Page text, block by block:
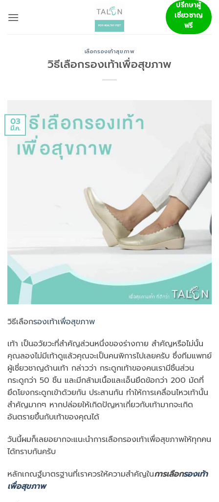
ปรึกษาผู้
เชี่ยวชาญ
ฟรี
เลือกรองเท้าสุขภาพ
วิธีเลือกรองเท้าเพื่อสุขภาพ
03
มี.ค.
วิธีเลือกรองเท้าเพื่อสุขภาพ
เท้า เป็นอวัยวะที่สำคัญส่วนหนึ่งของร่างกาย สำคัญหรือไม่นั้น
คุณลองไม่มีเท้าดูแล้วคุณจะเป็นคนพิการไปเลยครับ ซึ่งทีมแพทย์
ผู้เชี่ยวชาญด้านเท้า กล่าวว่า กระดูกเท้าของคนเรามีชิ้นส่วน
กระดูกว่า 50 ชิ้น และมีกล้ามเนื้อและเอ็นยึดข้อกว่า 200 มัดที่
ยึดโยงกระดูกเข้าด้วยกัน ประสานกัน ทำให้การเคลื่อนไหวเท้านั้น
สำคัญมากๆ หากปล่อยให้เกิดปัญหาเกี่ยวกับเท้ามากจะเกิด
อันตรายขึ้นกับเท้าของคุณได้
วันนี้ผมก็เลยอยากจะแนะนำการเลือกรองเท้าเพื่อสุขภาพให้ทุกคน
ได้ทราบกันครับ
หลักเกณฐ์มาตรฐานที่เราควรให้ความสำคัญในการเลือกรองเท้า
เพื่อสุขภาพ